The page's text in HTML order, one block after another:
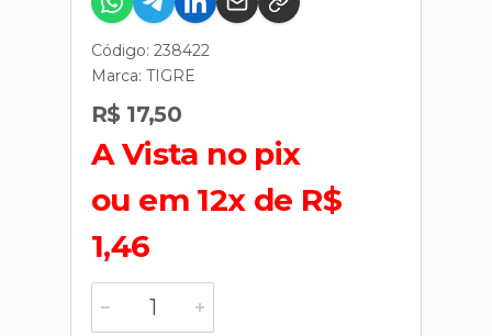
Código: 238422
Marca: TIGRE
R$ 17,50
A Vista no pix
ou em 12x de R$
1,46